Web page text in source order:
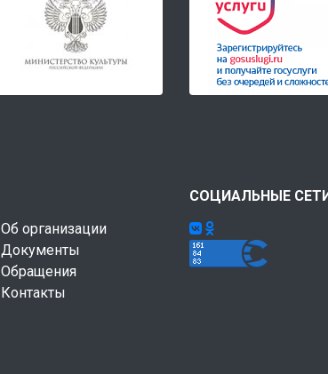
Об организации
Документы
Обращения
Контакты
СОЦИАЛЬНЫЕ